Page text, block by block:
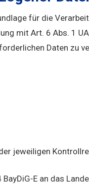
für die
mit Art. 6 Abs. 1
Daten zu
jeweiligen
E an das